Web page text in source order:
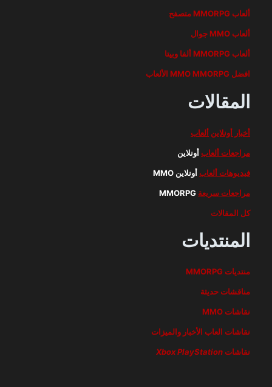
ألعاب MMORPG متصفح
ألعاب MMO جوال
ألعاب MMORPG ألفا وبيتا
افضل MMO MMORPG الألعاب
المقالات
أخبار أونلاين ألعاب
مراجعات ألعاب أونلاين
فيديوهات ألعاب أونلاين MMO
مراجعات سريعة
كل المقالات
المنتديات
منتديات MMORPG
مناقشات حديثة
نقاشات MMO
نقاشات العاب الأخبار والميزات
نقاشات XboxPlayStation